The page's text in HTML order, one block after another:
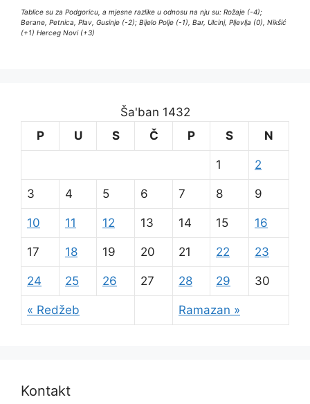
Tablice su za Podgoricu, a mjesne razlike u odnosu na nju su: Rožaje (-4);
Berane, Petnica, Plav, Gusinje (-2); Bijelo Polje (-1), Bar, Ulcinj, Pljevlja (0), Nikšić
(+1) Herceg Novi (+3)
Ša'ban 1432
P
U S Č P S N
« Redžeb Ramazan »
1 2
3 4 5 6 7 8 9
10 11 12 13 14 15 16
17 18 19 20 21 22 23
24 25 26 27 28 29 30
Kontakt